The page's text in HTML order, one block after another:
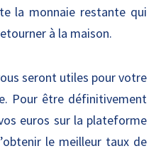
la monnaie restante qui
à la maison.
seront utiles pour votre
Pour être définitivement
euros sur la plateforme
le meilleur taux de